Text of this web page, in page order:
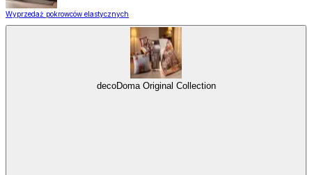
Wyprzedaż pokrowców elastycznych
decoDoma Original Collection